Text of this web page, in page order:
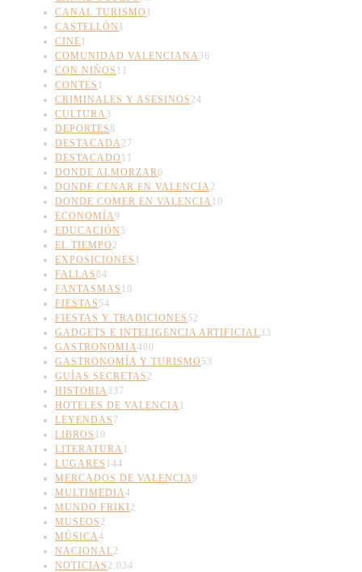
CANAL TURISMO 1
CASTELLÓN 1
CINE1
COMUNIDAD VALENCIANA 36
CON NIÑOS 11
CONTES 1
CRIMINALES Y ASESINOS 24
CULTURA 3
DEPORTES8
DESTACADA 27
DESTACADO 11
DONDE ALMORZAR6
DONDE CENAR EN VALENCIA 2
DONDE COMER EN VALENCIA 10
ECONOMÍA9
EDUCACIÓN 5
EL TIEMPO 2
EXPOSICIONES 1
FALLAS84
FANTASMAS 10
FIESTAS 54
FIESTAS Y TRADICIONES 52
GADGETS E INTELIGENCIA ARTIFICIAL33
GASTRONOMIA400
GASTRONOMÍA Y TURISMO 53
GUÍAS SECRETAS 2
HISTORIA 337
HOTELES DE VALENCIA 1
LEYENDAS 7
LIBROS 10
LITERATURA 1
LUGARES 144
MERCADOS DE VALENCIA9
MULTIMEDIA4
MUNDO FRIKI2
MUSEOS 2
MÚSICA4
NACIONAL2
NOTICIAS 2.034